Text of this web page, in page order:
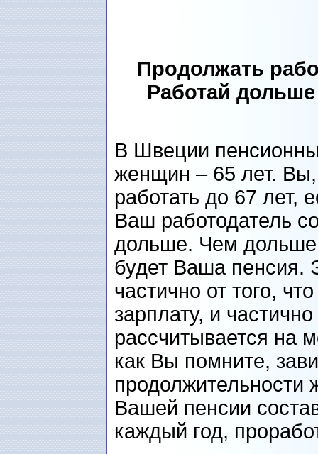
Продолжать
Работай
В Швеции
женщин – 65 лет.
работать до 67 лет,
Ваш работодатель
дольше. Чем
будет Ваша пенсия.
частично от того,
зарплату, и
рассчитывается на
как Вы помните,
продолжительности
Вашей пенсии
каждый год,